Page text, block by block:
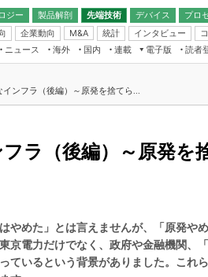
ジー 製品解剖
先端技術
デバイス
ン
プロ
企業動向 M&A 統計 インタビュー
フィジカルAI
読者調査（EE Times Research
電源設計（EDN Japan）
エレクトロニクス入門（EDN
Japan）
ニュース 海外 国内
連載
イス通信
スコープ
レ・組み込みプレイバ
」で回してみよう
ド ～Behind the
電子版
ブックレット
読者
ンフラ（後編）～原発を捨てら...
ラ（後編）～原発を
やめた」とは言えませんが、「原発や
京電力だけでなく、政府や金融機関、
ているという背景がありました。これ